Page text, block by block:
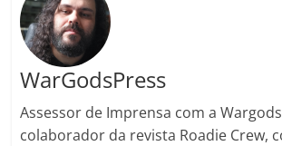
WarGodsPress
Assessor de Imprensa com a
colaborador da revista Roadie Crew,